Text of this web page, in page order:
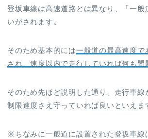
登坂車線は高速道路とは異なり、「一般
いがされます。
そのため基本的には一般道の最高速度で
され、速度以内で走行していれば何も問
そのため先ほど説明した通り、走行車線
制限速度さえ守っていれば良いといえま
※ちなみに一般道に設置された登坂車線